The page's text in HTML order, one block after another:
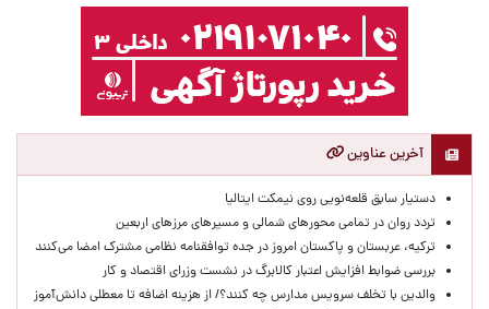
آخرین عناوین
دستیار سابق قلعه‌نویی روی نیمکت ایتالیا
تردد روان در تمامی محورهای شمالی و مسیرهای مرزهای اربعین
ترکیه، عربستان و پاکستان امروز در جده توافقنامه نظامی مشترک امضا می‌کنند
بررسی ضوابط افزایش اعتبار کالابرگ در نشست وزرای اقتصاد و کار
والدین با تخلف سرویس مدارس چه کنند؟/ از هزینه اضافه تا معطلی دانش‌آموز